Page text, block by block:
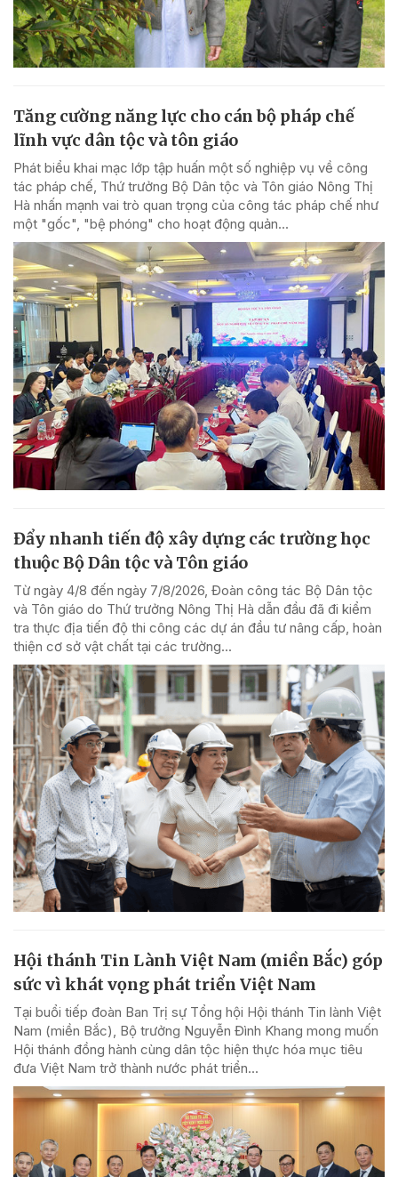
Tăng cường năng lực cho cán bộ pháp chế
lĩnh vực dân tộc và tôn giáo
Phát biểu khai mạc lớp tập huấn một số nghiệp vụ về công
tác pháp chế, Thứ trưởng Bộ Dân tộc và Tôn giáo Nông Thị
Hà nhấn mạnh vai trò quan trọng của công tác pháp chế như
một "gốc", "bệ phóng" cho hoạt động quản...
Đẩy nhanh tiến độ xây dựng các trường học
thuộc Bộ Dân tộc và Tôn giáo
Từ ngày 4/8 đến ngày 7/8/2026, Đoàn công tác Bộ Dân tộc
và Tôn giáo do Thứ trưởng Nông Thị Hà dẫn đầu đã đi kiểm
tra thực địa tiến độ thi công các dự án đầu tư nâng cấp, hoàn
thiện cơ sở vật chất tại các trường...
Hội thánh Tin Lành Việt Nam (miền Bắc) góp
sức vì khát vọng phát triển Việt Nam
Tại buổi tiếp đoàn Ban Trị sự Tổng hội Hội thánh Tin lành Việt
Nam (miền Bắc), Bộ trưởng Nguyễn Đình Khang mong muốn
Hội thánh đồng hành cùng dân tộc hiện thực hóa mục tiêu
đưa Việt Nam trở thành nước phát triển...